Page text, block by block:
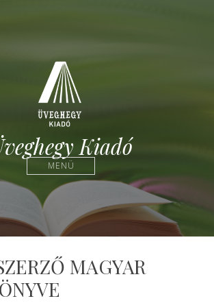
Kiadó
MENÜ
MAGYAR